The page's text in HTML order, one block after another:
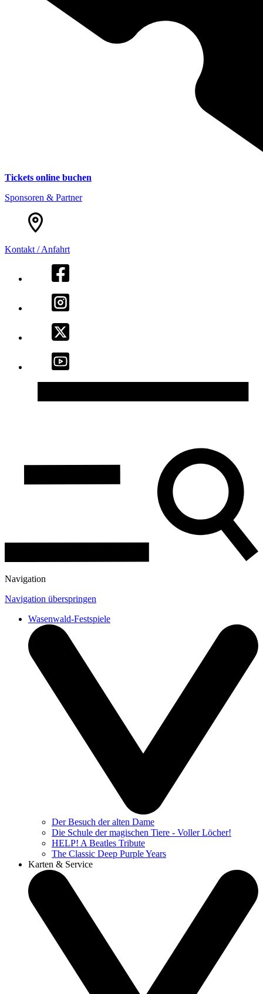
Tickets online buchen
Sponsoren & Partner
Kontakt / Anfahrt
Navigation
Navigation überspringen
Wasenwald-Festspiele
Der Besuch der alten Dame
Die Schule der magischen Tiere - Voller Löcher!
HELP! A Beatles Tribute
The Classic Deep Purple Years
Karten & Service